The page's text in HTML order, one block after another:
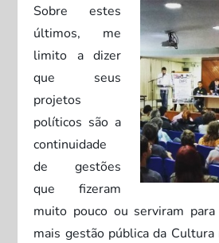
Sobre estes
últimos, me
limito a dizer
que seus
projetos
políticos são a
continuidade
de gestões
que fizeram
muito pouco ou serviram
mais gestão pública da Cultura